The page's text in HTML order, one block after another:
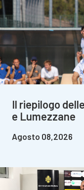
Il riepilogo
e Lumezzane
Agosto 08,2026